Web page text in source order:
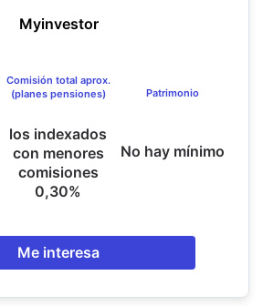
Myinvestor
Comisión total aprox.
(planes pensiones)
los indexados
con menores
comisiones
0,30%
Patrimonio
No hay mínimo
Me interesa